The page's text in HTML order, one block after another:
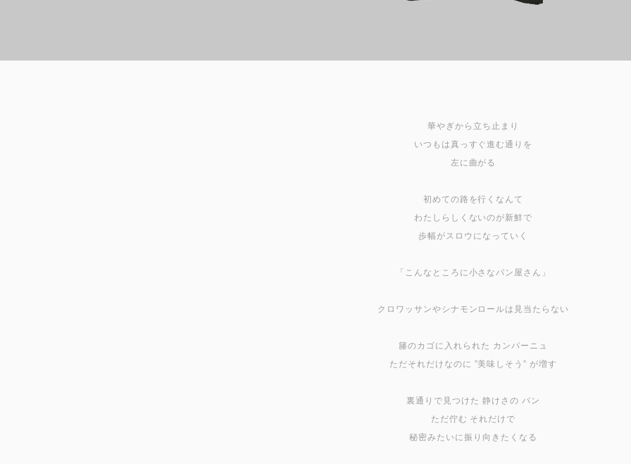
華やぎから立ち止まり
いつもは真っすぐ進む通りを
左に曲がる
初めての路を行くなんて
わたしらしくないのが新鮮で
歩幅がスロウになっていく
「こんなところに小さなパン屋さん」
クロワッサンやシナモンロールは見当たらない
籐のカゴに入れられた カンパーニュ
ただそれだけなのに ”美味しそう” が増す
裏通りで見つけた 静けさの パン
ただ佇む それだけで
秘密みたいに振り向きたくなる